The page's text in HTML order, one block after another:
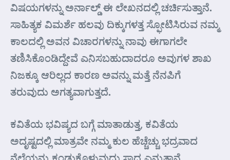
ವಿಷಯಗಳನ್ನು ಅರ್ನಾಲ್ಡ್ ಈ ಲೇಖನದಲ್ಲಿ ಚರ್ಚಿಸುತ್ತಾನೆ.
ಸಾಹಿತ್ಯಕ ವಿಮರ್ಶೆ ಹಲವು ದಿಕ್ಕುಗಳತ್ತ ಸ್ಫೋಟಿಸಿರುವ ನಮ್ಮ
ಕಾಲದಲ್ಲಿ ಅವನ ವಿಚಾರಗಳನ್ನು ನಾವು ಈಗಾಗಲೇ
ತಣಿಸಿಕೊಂಡಿದ್ದೇವೆ ಎನಿಸಬಹುದಾದರೂ ಅವುಗಳ ಶಾಖ
ನಿಜಕ್ಕೂ ಆರಿಲ್ಲದ ಕಾರಣ ಅವನ್ನು ಮತ್ತೆ ನೆನಪಿಗೆ
ತರುವುದು ಅಗತ್ಯವಾಗುತ್ತದೆ.
ಕವಿತೆಯ ಭವಿಷ್ಯದ ಬಗ್ಗೆ ಮಾತಾಡುತ್ತ, ಕವಿತೆಯ
ಅದೃಷ್ಟದಲ್ಲಿ ಮಾತ್ರವೇ ನಮ್ಮ ಕುಲ ಹೆಚ್ಚೆಚ್ಚು ಭದ್ರವಾದ